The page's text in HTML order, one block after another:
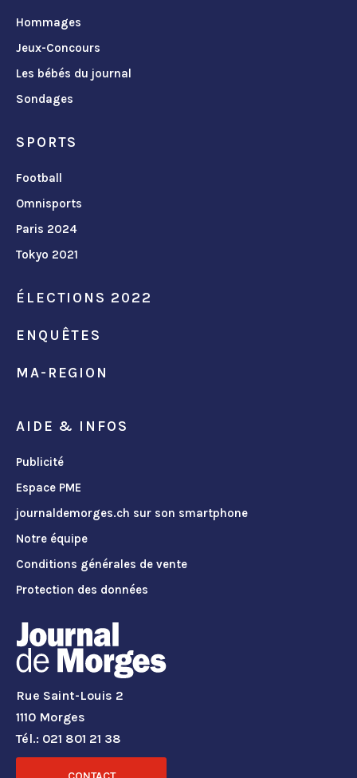
Hommages
Jeux-Concours
Les bébés du journal
Sondages
SPORTS
Football
Omnisports
Paris 2024
Tokyo 2021
ÉLECTIONS 2022
ENQUÊTES
MA-REGION
AIDE & INFOS
Publicité
Espace PME
journaldemorges.ch sur son smartphone
Notre équipe
Conditions générales de vente
Protection des données
Rue Saint-Louis 2
1110 Morges
Tél.: 021 801 21 38